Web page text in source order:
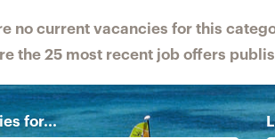
no current vacancies for this
the 25 most recent job offers
for...